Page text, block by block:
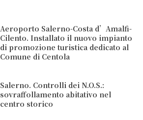
Aeroporto Salerno-Costa d’Amalfi-
Cilento. Installato il nuovo impianto
di promozione turistica dedicato al
Comune di Centola
Salerno. Controlli dei N.O.S.:
sovraffollamento abitativo nel
centro storico